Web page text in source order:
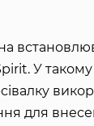
У
для